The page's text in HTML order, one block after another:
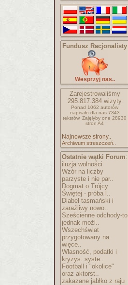
Fundusz Racjonalisty
Wesprzyj nas..
Zarejestrowaliśmy
295.817.384 wizyty
Ponad 1062 autorów
napisało dla nas 7343
tekstów. Zajęłyby one 28930
stron A4
Najnowsze strony..
Archiwum streszczeń..
Ostatnie wątki Forum:
iluzja wolności
Wzór na liczby
parzyste i nie par..
Dogmat o Trójcy
Świętej - próba l..
Diabeł tasmański i
zaraźliwy nowo..
Sześcienne odchody-to
jednak możl..
Wszechświat
przygotowany na
więce..
Własność, podatki i
kryzys: syste..
Football i "okolice"
oraz aktorst..
zakazane jabłko z raju